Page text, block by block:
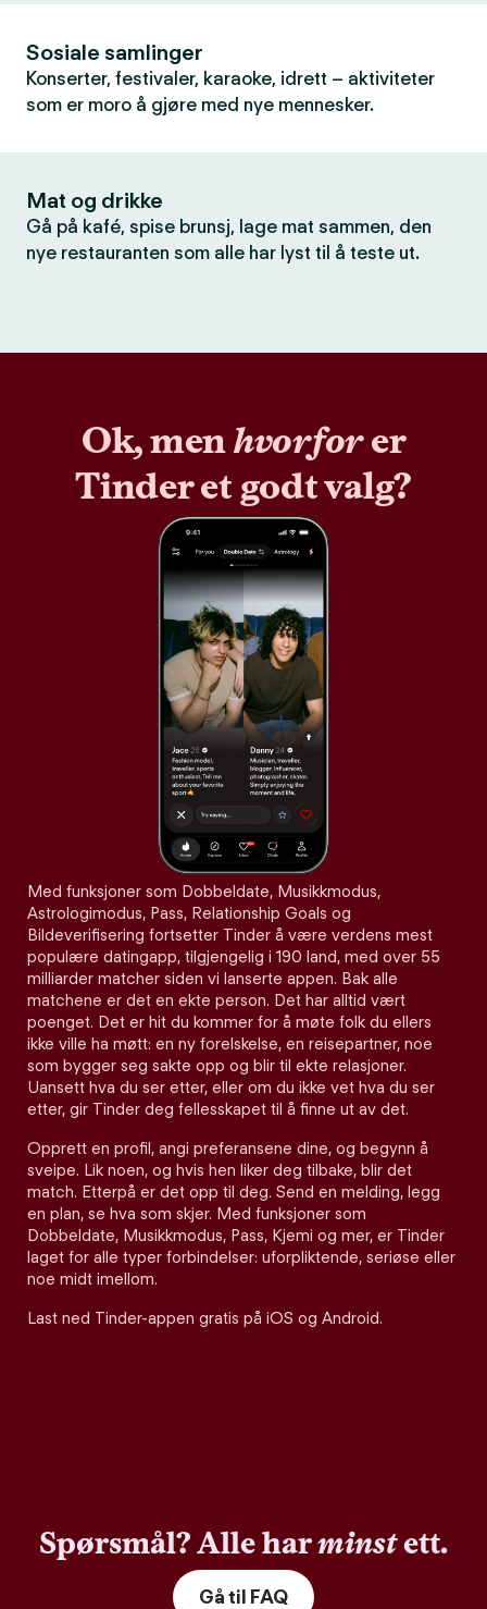
Sosiale samlinger
Konserter, festivaler, karaoke, idrett – aktiviteter
som er moro å gjøre med nye mennesker.
Mat og drikke
Gå på kafé, spise brunsj, lage mat sammen, den
nye restauranten som alle har lyst til å teste ut.
Ok, menhvorforer
Tinder et godt valg?
Med funksjoner som Dobbeldate, Musikkmodus,
Astrologimodus, Pass, Relationship Goals og
Bildeverifisering fortsetter Tinder å være verdens mest
populære datingapp, tilgjengelig i 190 land, med over 55
milliarder matcher siden vi lanserte appen. Bak alle
matchene er det en ekte person. Det har alltid vært
poenget. Det er hit du kommer for å møte folk du ellers
ikke ville ha møtt: en ny forelskelse, en reisepartner, noe
som bygger seg sakte opp og blir til ekte relasjoner.
Uansett hva du ser etter, eller om du ikke vet hva du ser
etter, gir Tinder deg fellesskapet til å finne ut av det.
Opprett en profil, angi preferansene dine, og begynn å
sveipe. Lik noen, og hvis hen liker deg tilbake, blir det
match. Etterpå er det opp til deg. Send en melding, legg
en plan, se hva som skjer. Med funksjoner som
Dobbeldate, Musikkmodus, Pass, Kjemi og mer, er Tinder
laget for alle typer forbindelser: uforpliktende, seriøse eller
noe midt imellom.
Last ned Tinder-appen gratis på iOS og Android.
Spørsmål? Alle harminstett.
Gå til FAQ